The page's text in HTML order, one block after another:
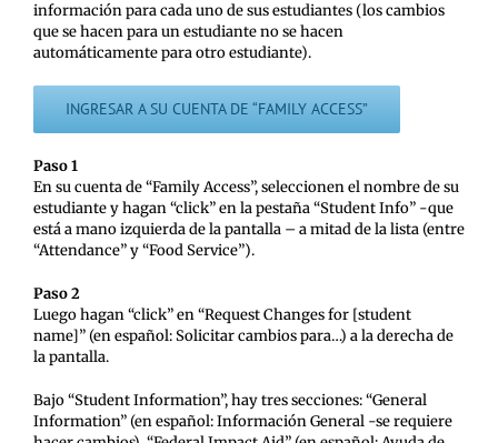
información para cada uno de sus estudiantes (los cambios
que se hacen para un estudiante no se hacen
automáticamente para otro estudiante).
INGRESAR A SU CUENTA DE “FAMILY ACCESS”
Paso 1
En su cuenta de “Family Access”, seleccionen el nombre de su
estudiante y hagan “click” en la pestaña “Student Info” -que
está a mano izquierda de la pantalla – a mitad de la lista (entre
“Attendance” y “Food Service”).
Paso 2
Luego hagan “click” en “Request Changes for [student
name]” (en español: Solicitar cambios para…) a la derecha de
la pantalla.
Bajo “Student Information”, hay tres secciones: “General
Information” (en español: Información General -se requiere